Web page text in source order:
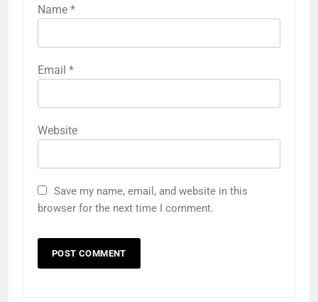
Name *
Email *
Website
Save my name, email, and website in this
browser for the next time I comment.